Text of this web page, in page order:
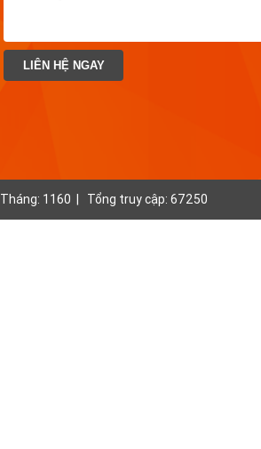
LIÊN HỆ NGAY
Tháng: 1160 Tổng truy cập: 67250